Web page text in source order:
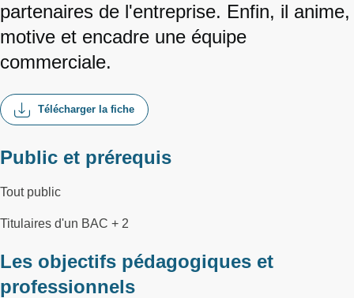
partenaires de l'entreprise. Enfin, il anime,
motive et encadre une équipe
commerciale.
Télécharger la fiche
Public et prérequis
Tout public
Titulaires d'un BAC + 2
Les objectifs pédagogiques et
professionnels